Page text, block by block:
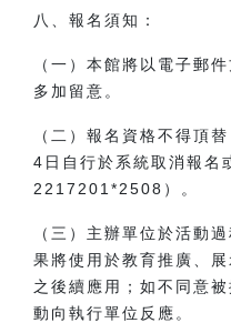
八、報名須知：
（一）本館將以電子郵
多加留意。
（二）報名資格不得頂
4 日自行於系統取消報名
2217201*2508 ）。
（三）主辦單位於活動
果將使用於教育推廣、
之後續應用；如不同意
動向執行單位反應。